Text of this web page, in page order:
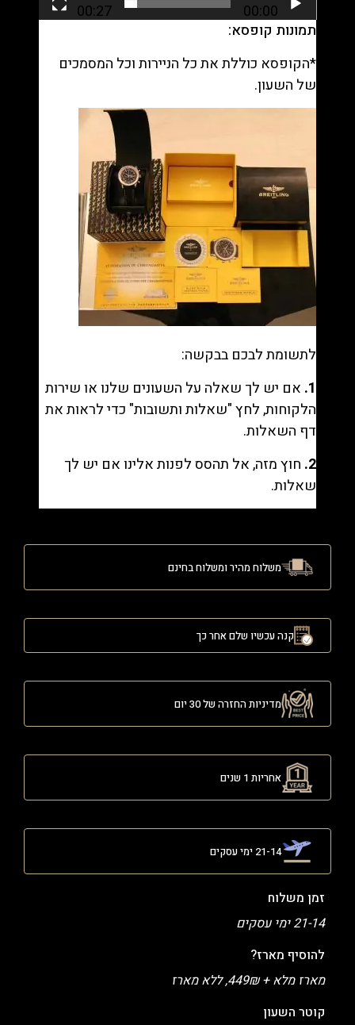
00:00
00:27
תמונות קופסא:
*הקופסא כוללת את כל הניירות וכל המסמכים
של השעון.
לתשומת לבכם בבקשה:
1. אם יש לך שאלה על השעונים שלנו או שירות
הלקוחות, לחץ "שאלות ותשובות" כדי לראות את
דף השאלות.
2. חוץ מזה, אל תהסס לפנות אלינו אם יש לך
שאלות.
משלוח מהיר ומשלוח בחינם
קנה עכשיו שלם אחר כך
מדיניות החזרה של 30 יום
אחריות 1 שנים
21-14 ימי עסקים
זמן משלוח
21-14 ימי עסקים
להוסיף מארז?
מארז מלא + 449₪, ללא מארז
קוטר השעון